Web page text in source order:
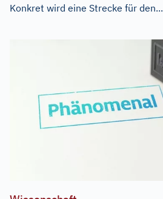
Konkret wird eine Strecke für den...